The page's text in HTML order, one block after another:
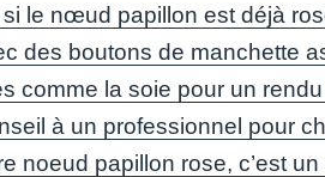
le nœud papillon est déjà
des boutons de manchette
comme la soie pour un
à un professionnel pour
noeud papillon rose, c’est